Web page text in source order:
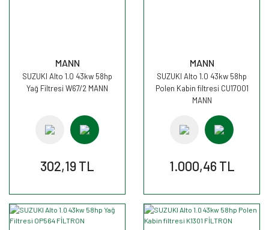
MANN
SUZUKI Alto 1.0 43kw 58hp
Yağ Filtresi W67/2 MANN
302,19 TL
MANN
SUZUKI Alto 1.0 43kw 58hp
Polen Kabin filtresi CU17001
MANN
1.000,46 TL